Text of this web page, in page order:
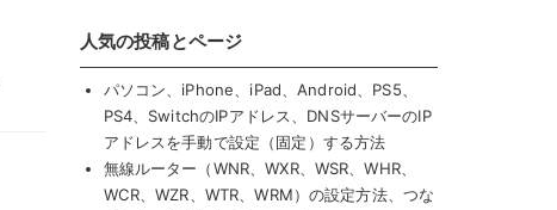
人気の投稿とページ
パソコン、iPhone、iPad、Android、PS5、
PS4、SwitchのIPアドレス、DNSサーバーのIP
アドレスを手動で設定（固定）する方法
無線ルーター（WNR、WXR、WSR、WHR、
WCR、WZR、WTR、WRM）の設定方法、つな